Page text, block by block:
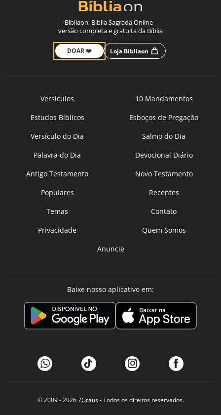
Bíbliaon, Bíblia Sagrada Online -
versão completa e gratuita da Bíblia
DOAR ❤️ Loja Bíbliaon
Versículos
10 Mandamentos
Estudos Bíblicos
Esboços de Pregação
Versículo do Dia
Salmo do Dia
Palavra do Dia
Devocional Diário
Antigo Testamento
Novo Testamento
Populares
Recentes
Temas
Contato
Privacidade
Quem Somos
Anuncie
Baixe nosso aplicativo em:
© 2009 - 20267Graus- Todos os direitos reservados.